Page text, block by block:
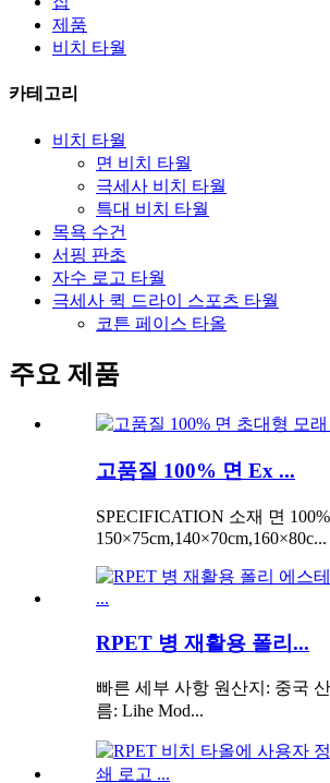
제품
비치 타월
카테고리
비치 타월
면 비치 타월
극세사 비치 타월
특대 비치 타월
목욕 수건
서핑 판초
자수 로고 타월
극세사 퀵 드라이 스포츠 타월
코튼 페이스 타올
주요 제품
고품질 100% 면 Ex ...
SPECIFICATION 소재 면
150×75cm,140×70cm,160×80c...
RPET 병 재활용 폴리...
빠른 세부 사항 원산지: 중국
름: Lihe Mod...